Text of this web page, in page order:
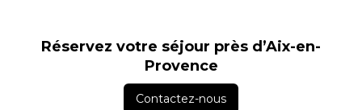
Réservez votre séjour près d’Aix-en-
Provence
Contactez-nous